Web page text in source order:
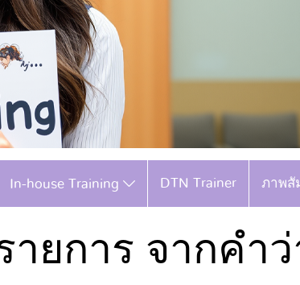
In-house Training DTN Trainer ภาพสั
ายการ จากคำ